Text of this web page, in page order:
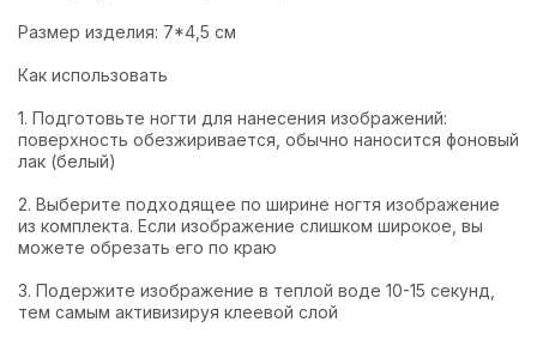
Размер изделия: 7*4,5 см
Как использовать
1. Подготовьте ногти для нанесения изображений:
поверхность обезжиривается, обычно наносится фоновый
лак (белый)
2. Выберите подходящее по ширине ногтя изображение
из комплекта. Если изображение слишком широкое, вы
можете обрезать его по краю
3. Подержите изображение в теплой воде 10-15 секунд,
тем самым активизируя клеевой слой